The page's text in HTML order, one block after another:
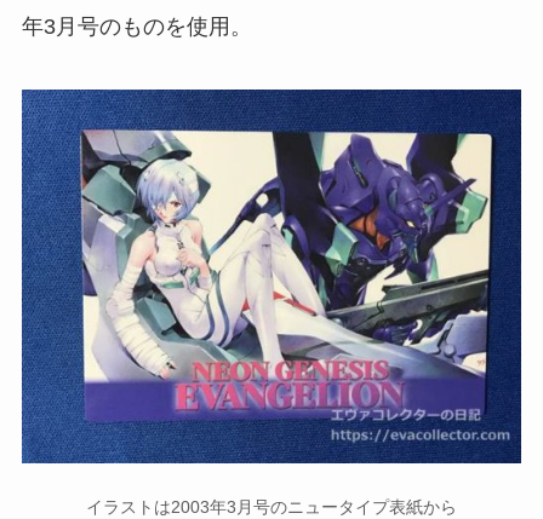
年3月号のものを使用。
イラストは2003年3月号のニュータイプ表紙から